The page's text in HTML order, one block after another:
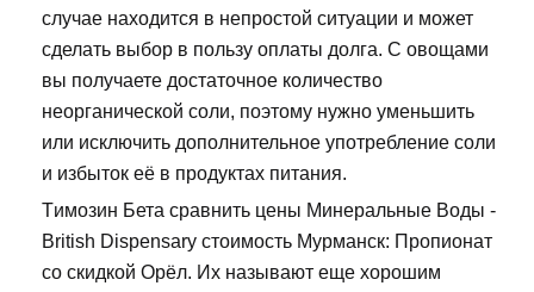
случае находится в непростой ситуации и может
сделать выбор в пользу оплаты долга. С овощами
вы получаете достаточное количество
неорганической соли, поэтому нужно уменьшить
или исключить дополнительное употребление соли
и избыток её в продуктах питания.
Tимозин Бета сравнить цены Минеральные Воды -
British Dispensary стоимость Мурманск: Пропионат
со скидкой Орёл. Их называют еще хорошим